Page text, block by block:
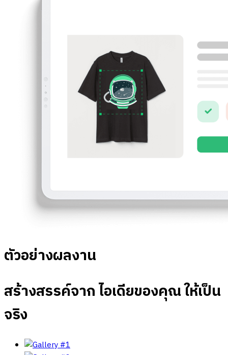
ตัวอย่างผลงาน
สร้างสรรค์จาก ไอเดียของคุณ ให้เป็น
จริง